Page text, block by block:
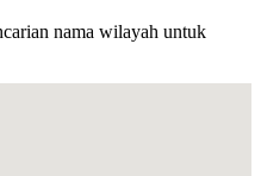
nama wilayah untuk